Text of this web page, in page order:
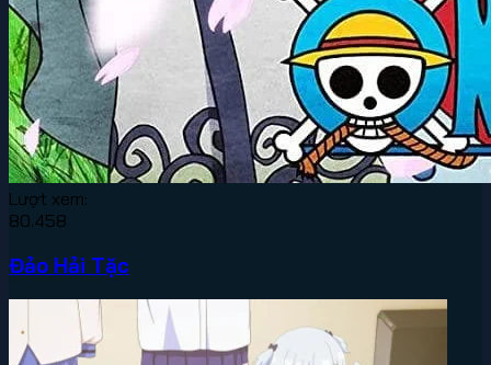
Lượt xem:
80.458
Đảo Hải Tặc